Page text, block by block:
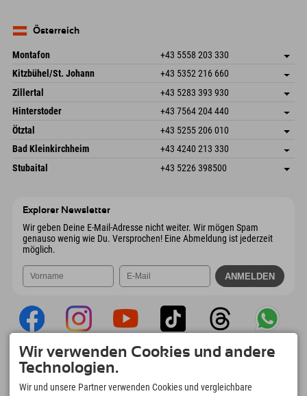
Deutschland
Österreich
Montafon +43 5558 203 330
Dorfstr. 127b
6793 Gaschurn/Montafon
Österreich
Adresse speichern
Buchen
Kitzbühel/St. Johann +43 5352 216 660
Speckbacherstraße 87
6380 St. Johann in Tirol
Österreich
Adresse speichern
Anreiseinfos
Buchen
Zillertal +43 5283 393 930
Schmiedau 2
Österreich
Adresse speichern
Buchen
Hinterstoder +43 7564 204 440
Freizeitpark 10
4573 Hinterstoder
Österreich
Adresse speichern
Anreiseinfos
Buchen
Ötztal +43 5255 206 010
Gscheat 14
Österreich
Adresse speichern
Buchen
Bad Kleinkirchheim +43 4240 213 330
Dorfstraße 24
9546 Bad Kleinkirchheim
Adresse speichern
Anreiseinfos
Stubaital +43 5226 398500
Explorer Newsletter
Wir geben Deine E-Mail-Adresse nicht weiter. Wir mögen Spam
genauso wenig wie Du. Versprochen! Eine Abmeldung ist jederzeit
möglich.
Explorer App
Upload Deiner #ExplorerMoments, Mein
Explorer To Go mit Buchungsübersicht,
Wir verwenden Cookies und andere
Technologien.
Wir und unsere Partner verwenden Cookies und vergleichbare